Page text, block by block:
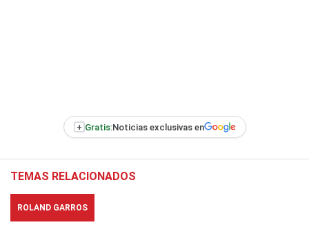
+ Gratis:Noticias exclusivas en
TEMAS RELACIONADOS
ROLAND GARROS